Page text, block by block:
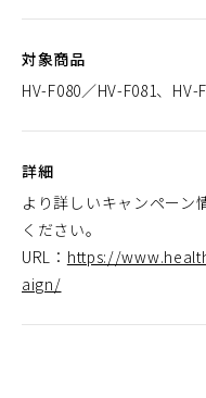
対象商品
HV-F080／HV-F081、
詳細
より詳しいキャンペーン
ください。
URL： https://
aign/